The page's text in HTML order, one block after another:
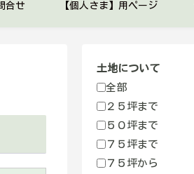
合せ 【個人さま】用ページ
土地について
全部
２５坪まで
５０坪まで
７５坪まで
７５坪から